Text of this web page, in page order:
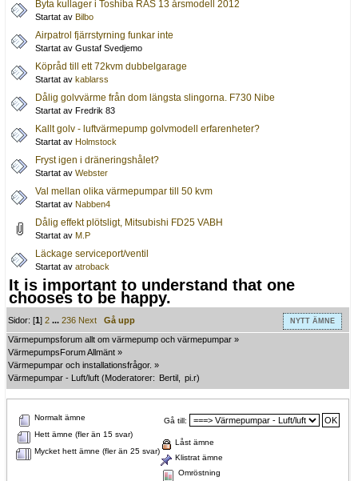
Byta kullager i Toshiba RAS 13 årsmodell 2012
Startat av Bilbo
Airpatrol fjärrstyrning funkar inte
Startat av Gustaf Svedjemo
Köpråd till ett 72kvm dubbelgarage
Startat av kablarss
Dålig golvvärme från dom längsta slingorna. F730 Nibe
Startat av Fredrik 83
Kallt golv - luftvärmepump golvmodell erfarenheter?
Startat av Holmstock
Fryst igen i dräneringshålet?
Startat av Webster
Val mellan olika värmepumpar till 50 kvm
Startat av Nabben4
Dålig effekt plötsligt, Mitsubishi FD25 VABH
Startat av M.P
Läckage serviceport/ventil
Startat av atroback
It is important to understand that one
chooses to be happy.
NYTT ÄMNE
Sidor: [1]2 ...236 Next
Gå upp
Värmepumpsforum allt om värmepump och värmepumpar »
VärmepumpsForum Allmänt »
Värmepumpar och installationsfrågor. »
Värmepumpar - Luft/luft (Moderatorer: Bertil pi.r)
Gå till:
Normalt ämne
Hett ämne (fler än 15 svar)
Mycket hett ämne (fler än 25 svar)
Låst ämne
Klistrat ämne
Omröstning